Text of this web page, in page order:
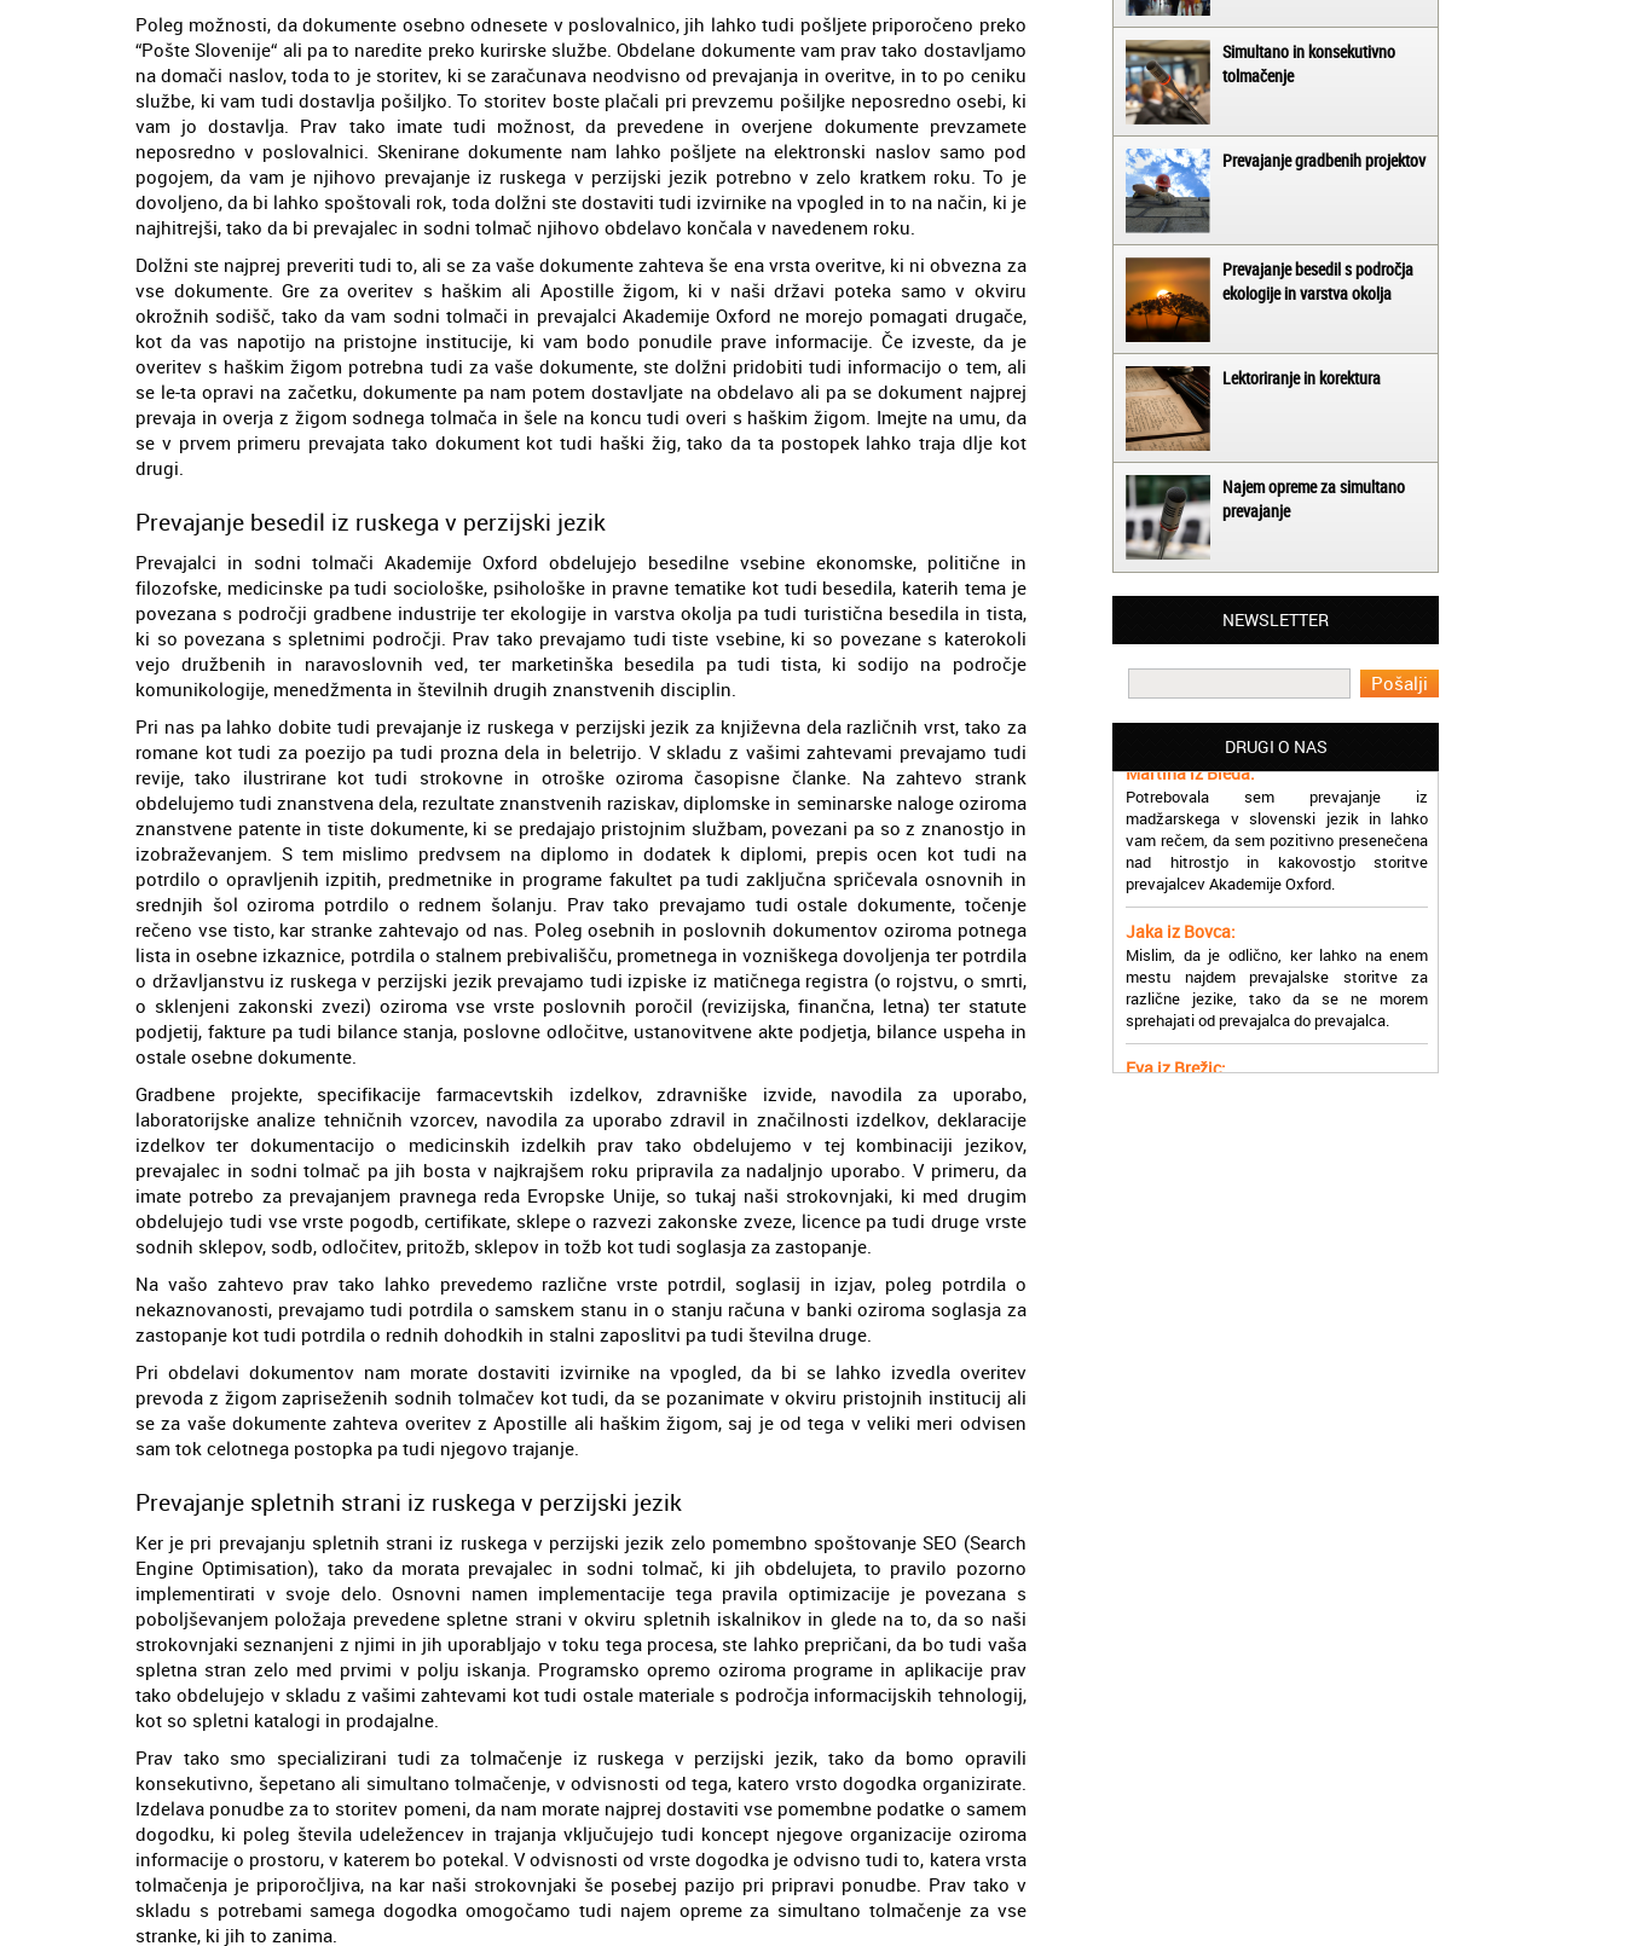
Poleg možnosti, da dokumente osebno odnesete v poslovalnico, jih lahko tudi pošljete priporočeno preko
“Pošte Slovenije“ ali pa to naredite preko kurirske službe. Obdelane dokumente vam prav tako dostavljamo
na domači naslov, toda to je storitev, ki se zaračunava neodvisno od prevajanja in overitve, in to po ceniku
službe, ki vam tudi dostavlja pošiljko. To storitev boste plačali pri prevzemu pošiljke neposredno osebi, ki
vam jo dostavlja. Prav tako imate tudi možnost, da prevedene in overjene dokumente prevzamete
neposredno v poslovalnici. Skenirane dokumente nam lahko pošljete na elektronski naslov samo pod
pogojem, da vam je njihovo prevajanje iz ruskega v perzijski jezik potrebno v zelo kratkem roku. To je
dovoljeno, da bi lahko spoštovali rok, toda dolžni ste dostaviti tudi izvirnike na vpogled in to na način, ki je
najhitrejši, tako da bi prevajalec in sodni tolmač njihovo obdelavo končala v navedenem roku.
Dolžni ste najprej preveriti tudi to, ali se za vaše dokumente zahteva še ena vrsta overitve, ki ni obvezna za
vse dokumente. Gre za overitev s haškim ali Apostille žigom, ki v naši državi poteka samo v okviru
okrožnih sodišč, tako da vam sodni tolmači in prevajalci Akademije Oxford ne morejo pomagati drugače,
kot da vas napotijo na pristojne institucije, ki vam bodo ponudile prave informacije. Če izveste, da je
overitev s haškim žigom potrebna tudi za vaše dokumente, ste dolžni pridobiti tudi informacijo o tem, ali
se le-ta opravi na začetku, dokumente pa nam potem dostavljate na obdelavo ali pa se dokument najprej
prevaja in overja z žigom sodnega tolmača in šele na koncu tudi overi s haškim žigom. Imejte na umu, da
se v prvem primeru prevajata tako dokument kot tudi haški žig, tako da ta postopek lahko traja dlje kot
drugi.
Prevajanje besedil iz ruskega v perzijski jezik
Prevajalci in sodni tolmači Akademije Oxford obdelujejo besedilne vsebine ekonomske, politične in
filozofske, medicinske pa tudi sociološke, psihološke in pravne tematike kot tudi besedila, katerih tema je
povezana s področji gradbene industrije ter ekologije in varstva okolja pa tudi turistična besedila in tista,
ki so povezana s spletnimi področji. Prav tako prevajamo tudi tiste vsebine, ki so povezane s katerokoli
vejo družbenih in naravoslovnih ved, ter marketinška besedila pa tudi tista, ki sodijo na področje
komunikologije, menedžmenta in številnih drugih znanstvenih disciplin.
Pri nas pa lahko dobite tudi prevajanje iz ruskega v perzijski jezik za književna dela različnih vrst, tako za
romane kot tudi za poezijo pa tudi prozna dela in beletrijo. V skladu z vašimi zahtevami prevajamo tudi
revije, tako ilustrirane kot tudi strokovne in otroške oziroma časopisne članke. Na zahtevo strank
obdelujemo tudi znanstvena dela, rezultate znanstvenih raziskav, diplomske in seminarske naloge oziroma
znanstvene patente in tiste dokumente, ki se predajajo pristojnim službam, povezani pa so z znanostjo in
izobraževanjem. S tem mislimo predvsem na diplomo in dodatek k diplomi, prepis ocen kot tudi na
potrdilo o opravljenih izpitih, predmetnike in programe fakultet pa tudi zaključna spričevala osnovnih in
srednjih šol oziroma potrdilo o rednem šolanju. Prav tako prevajamo tudi ostale dokumente, točenje
rečeno vse tisto, kar stranke zahtevajo od nas. Poleg osebnih in poslovnih dokumentov oziroma potnega
lista in osebne izkaznice, potrdila o stalnem prebivališču, prometnega in vozniškega dovoljenja ter potrdila
o državljanstvu iz ruskega v perzijski jezik prevajamo tudi izpiske iz matičnega registra (o rojstvu, o smrti,
o sklenjeni zakonski zvezi) oziroma vse vrste poslovnih poročil (revizijska, finančna, letna) ter statute
podjetij, fakture pa tudi bilance stanja, poslovne odločitve, ustanovitvene akte podjetja, bilance uspeha in
ostale osebne dokumente.
Gradbene projekte, specifikacije farmacevtskih izdelkov, zdravniške izvide, navodila za uporabo,
laboratorijske analize tehničnih vzorcev, navodila za uporabo zdravil in značilnosti izdelkov, deklaracije
izdelkov ter dokumentacijo o medicinskih izdelkih prav tako obdelujemo v tej kombinaciji jezikov,
prevajalec in sodni tolmač pa jih bosta v najkrajšem roku pripravila za nadaljnjo uporabo. V primeru, da
imate potrebo za prevajanjem pravnega reda Evropske Unije, so tukaj naši strokovnjaki, ki med drugim
obdelujejo tudi vse vrste pogodb, certifikate, sklepe o razvezi zakonske zveze, licence pa tudi druge vrste
sodnih sklepov, sodb, odločitev, pritožb, sklepov in tožb kot tudi soglasja za zastopanje.
Na vašo zahtevo prav tako lahko prevedemo različne vrste potrdil, soglasij in izjav, poleg potrdila o
nekaznovanosti, prevajamo tudi potrdila o samskem stanu in o stanju računa v banki oziroma soglasja za
zastopanje kot tudi potrdila o rednih dohodkih in stalni zaposlitvi pa tudi številna druge.
Pri obdelavi dokumentov nam morate dostaviti izvirnike na vpogled, da bi se lahko izvedla overitev
prevoda z žigom zapriseženih sodnih tolmačev kot tudi, da se pozanimate v okviru pristojnih institucij ali
se za vaše dokumente zahteva overitev z Apostille ali haškim žigom, saj je od tega v veliki meri odvisen
sam tok celotnega postopka pa tudi njegovo trajanje.
Prevajanje spletnih strani iz ruskega v perzijski jezik
Ker je pri prevajanju spletnih strani iz ruskega v perzijski jezik zelo pomembno spoštovanje SEO (Search
Engine Optimisation), tako da morata prevajalec in sodni tolmač, ki jih obdelujeta, to pravilo pozorno
implementirati v svoje delo. Osnovni namen implementacije tega pravila optimizacije je povezana s
poboljševanjem položaja prevedene spletne strani v okviru spletnih iskalnikov in glede na to, da so naši
strokovnjaki seznanjeni z njimi in jih uporabljajo v toku tega procesa, ste lahko prepričani, da bo tudi vaša
spletna stran zelo med prvimi v polju iskanja. Programsko opremo oziroma programe in aplikacije prav
tako obdelujejo v skladu z vašimi zahtevami kot tudi ostale materiale s področja informacijskih tehnologij,
kot so spletni katalogi in prodajalne.
Prav tako smo specializirani tudi za tolmačenje iz ruskega v perzijski jezik, tako da bomo opravili
konsekutivno, šepetano ali simultano tolmačenje, v odvisnosti od tega, katero vrsto dogodka organizirate.
Izdelava ponudbe za to storitev pomeni, da nam morate najprej dostaviti vse pomembne podatke o samem
dogodku, ki poleg števila udeležencev in trajanja vključujejo tudi koncept njegove organizacije oziroma
informacije o prostoru, v katerem bo potekal. V odvisnosti od vrste dogodka je odvisno tudi to, katera vrsta
tolmačenja je priporočljiva, na kar naši strokovnjaki še posebej pazijo pri pripravi ponudbe. Prav tako v
skladu s potrebami samega dogodka omogočamo tudi najem opreme za simultano tolmačenje za vse
stranke, ki jih to zanima.
Simultano in konsekutivno
tolmačenje
Prevajanje gradbenih projektov
Prevajanje besedil s področja
ekologije in varstva okolja
Lektoriranje in korektura
Najem opreme za simultano
prevajanje
NEWSLETTER
DRUGI O NAS
Matjaž iz Ajdovščine:
Lahko pohvalim vse zaposlene v Akademiji
Oxford, ker so resnično profesionalni in
prevajalske storitve opravljajo hitro in
Martina iz Bleda:
Potrebovala sem prevajanje iz
madžarskega v slovenski jezik in lahko
vam rečem, da sem pozitivno presenečena
nad hitrostjo in kakovostjo storitve
prevajalcev Akademije Oxford.
Jaka iz Bovca:
mestu najdem prevajalske storitve za
različne jezike, tako da se ne morem
sprehajati od prevajalca do prevajalca.
Eva iz Brežic:
jezik, na spletu sem našla Oxford, jih